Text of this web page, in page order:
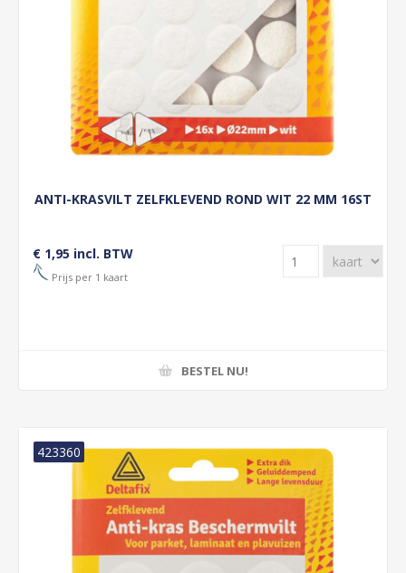
ANTI-KRASVILT ZELFKLEVEND ROND WIT 22 MM 16ST
€ 1,95 incl. BTW
Prijs per 1 kaart
BESTEL NU!
423360